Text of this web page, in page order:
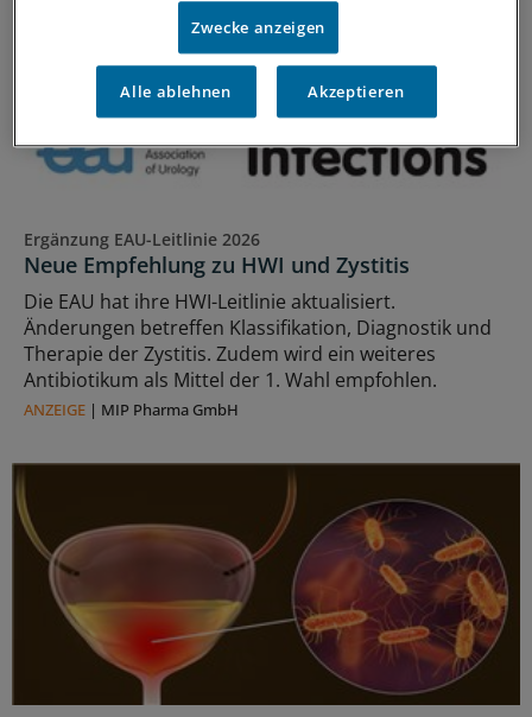
Ergänzung EAU-Leitlinie 2026
Neue Empfehlung zu HWI und Zystitis
Die EAU hat ihre HWI-Leitlinie aktualisiert.
Änderungen betreffen Klassifikation, Diagnostik und
Therapie der Zystitis. Zudem wird ein weiteres
Antibiotikum als Mittel der 1. Wahl empfohlen.
ANZEIGE | MIP Pharma GmbH
Zwecke anzeigen
Alle ablehnen Akzeptieren